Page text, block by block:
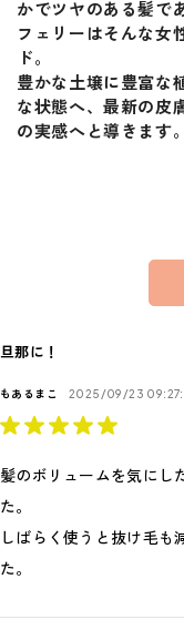
かでツヤのある髪で
フェリーはそんな女
ド。
豊かな土壌に豊富な
な状態へ、最新の皮
の実感へと導きます。
旦那に！
もあるまこ 2025/09/23
髪のボリュームを気にし
た。
しばらく使うと抜け毛も
た。